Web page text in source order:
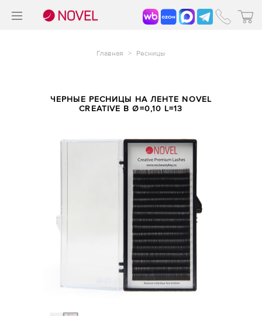
Главная > Ресницы
ЧЕРНЫЕ РЕСНИЦЫ НА ЛЕНТЕ NOVEL
CREATIVE B Ø=0,10 L=13